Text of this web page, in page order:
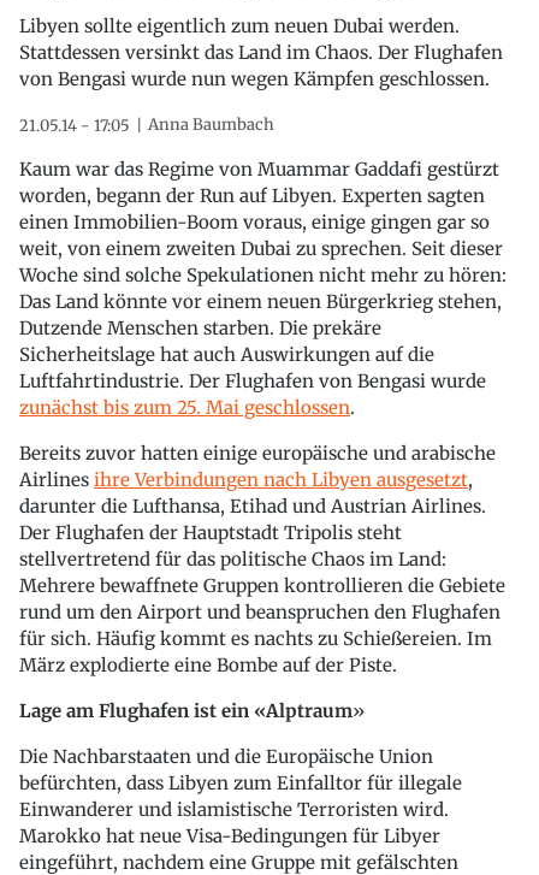
Libyen sollte eigentlich zum neuen Dubai werden.
Stattdessen versinkt das Land im Chaos. Der Flughafen
von Bengasi wurde nun wegen Kämpfen geschlossen.
21.05.14 - 17:05 Anna Baumbach
Kaum war das Regime von Muammar Gaddafi gestürzt
worden, begann der Run auf Libyen. Experten sagten
einen Immobilien-Boom voraus, einige gingen gar so
weit, von einem zweiten Dubai zu sprechen. Seit dieser
Woche sind solche Spekulationen nicht mehr zu hören:
Das Land könnte vor einem neuen Bürgerkrieg stehen,
Dutzende Menschen starben. Die prekäre
Sicherheitslage hat auch Auswirkungen auf die
Luftfahrtindustrie. Der Flughafen von Bengasi wurde
zunächst bis zum 25. Mai geschlossen.
Bereits zuvor hatten einige europäische und arabische
Airlines ihre Verbindungen nach Libyen ausgesetzt,
darunter die Lufthansa, Etihad und Austrian Airlines.
Der Flughafen der Hauptstadt Tripolis steht
stellvertretend für das politische Chaos im Land:
Mehrere bewaffnete Gruppen kontrollieren die Gebiete
rund um den Airport und beanspruchen den Flughafen
für sich. Häufig kommt es nachts zu Schießereien. Im
März explodierte eine Bombe auf der Piste.
Lage am Flughafen ist ein «Alptraum»
Die Nachbarstaaten und die Europäische Union
befürchten, dass Libyen zum Einfalltor für illegale
Einwanderer und islamistische Terroristen wird.
Marokko hat neue Visa-Bedingungen für Libyer
eingeführt, nachdem eine Gruppe mit gefälschten